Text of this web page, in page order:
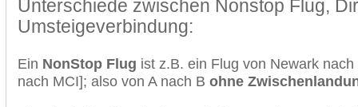
Unterschiede zwischen Nonstop Flug,
Umsteigeverbindung:
Ein NonStop Flug ist z.B. ein Flug von Newark
nach MCI]; also von A nach B ohne